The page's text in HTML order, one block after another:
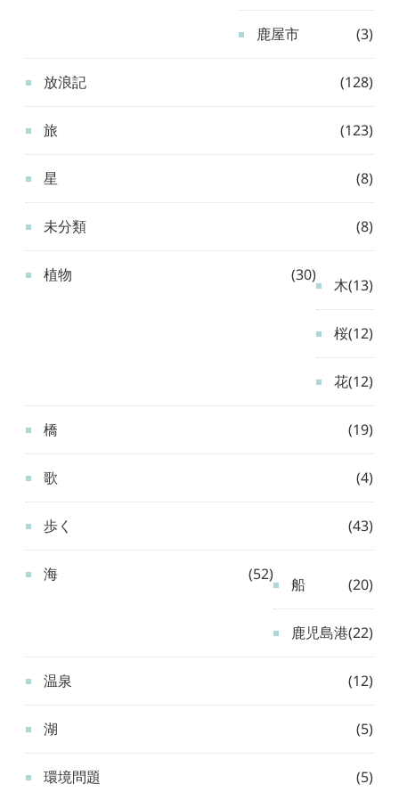
鹿屋市 (3)
放浪記 (128)
旅 (123)
星 (8)
未分類 (8)
植物 (30)
木(13)
桜(12)
花(12)
橋 (19)
歌 (4)
歩く (43)
海 (52)
船 (20)
鹿児島港(22)
温泉 (12)
湖 (5)
環境問題 (5)